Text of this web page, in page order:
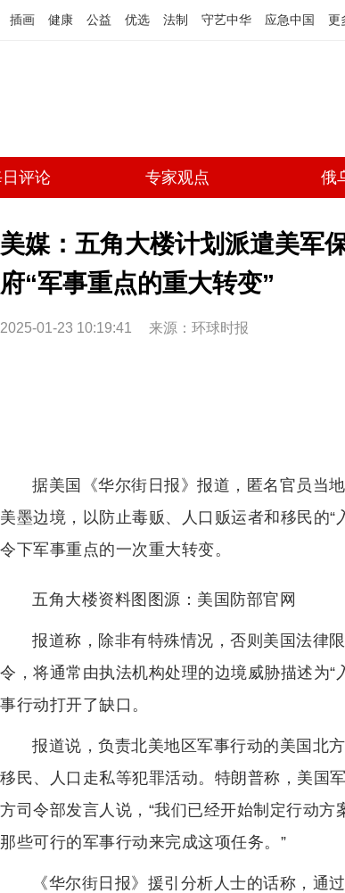
插画 健康 公益 优选 法制 守艺中华 应急中国 更
评论 专家观点 俄
美媒：五角大楼计划派遣美军
府“军事重点的重大转变”
2025-01-23 10:19:41 来源：环球时报
据美国《华尔街日报》报道，匿名官员当
美墨边境，以防止毒贩、人口贩运者和移民的
令下军事重点的一次重大转变。
五角大楼资料图图源：美国防部官网
报道称，除非有特殊情况，否则美国法律
令，将通常由执法机构处理的边境威胁描述为“
事行动打开了缺口。
报道说，负责北美地区军事行动的美国北
移民、人口走私等犯罪活动。特朗普称，美国
方司令部发言人说，“我们已经开始制定行动
那些可行的军事行动来完成这项任务。”
《华尔街日报》援引分析人士的话称，通